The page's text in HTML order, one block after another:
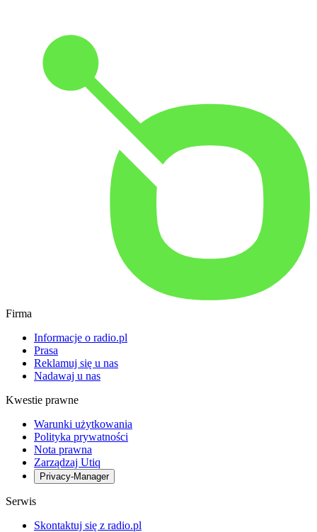
Firma
Informacje o radio.pl
Prasa
Reklamuj się u nas
Nadawaj u nas
Kwestie prawne
Warunki użytkowania
Polityka prywatności
Nota prawna
Zarządzaj Utiq
Privacy-Manager
Serwis
Skontaktuj się z radio.pl